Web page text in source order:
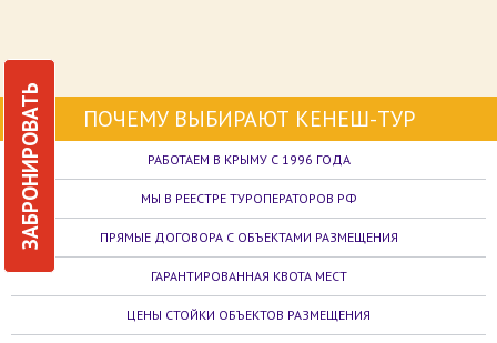
ЗАБРОНИРОВАТЬ ПОЧЕМУ ВЫБИРАЮТ КЕНЕШ-ТУР
РАБОТАЕМ В КРЫМУ С 1996 ГОДА
МЫ В РЕЕСТРЕ ТУРОПЕРАТОРОВ РФ
ПРЯМЫЕ ДОГОВОРА С ОБЪЕКТАМИ РАЗМЕЩЕНИЯ
ГАРАНТИРОВАННАЯ КВОТА МЕСТ
ЦЕНЫ СТОЙКИ ОБЪЕКТОВ РАЗМЕЩЕНИЯ